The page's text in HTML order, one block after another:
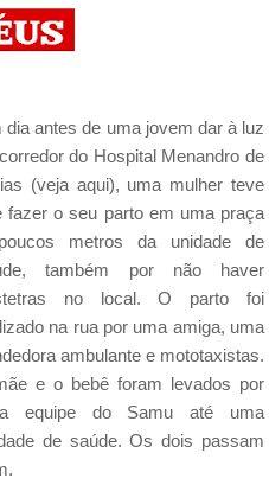
dia antes de uma jovem dar à luz
do Hospital Menandro de
(veja aqui), uma mulher teve
fazer o seu parto em uma praça
metros da unidade de
também por não haver
no local. O parto foi
na rua por uma amiga, uma
ambulante e mototaxistas.
e o bebê foram levados por
equipe do Samu até uma
de saúde. Os dois passam